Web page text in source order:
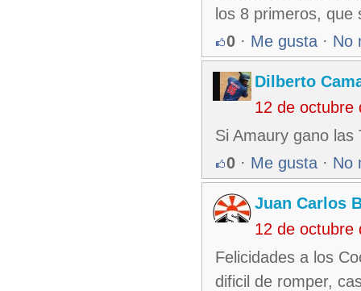
los 8 primeros, que
0 · Me gusta · No
Dilberto
12 de octubre
Si Amaury gano las
0 · Me gusta · No
Juan Carlos
12 de octubre
Felicidades a los
dificil de romper,